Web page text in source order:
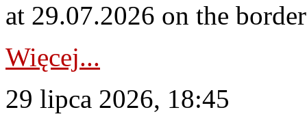
at 29.07.2026 on the
Więcej...
29 lipca 2026, 18:45